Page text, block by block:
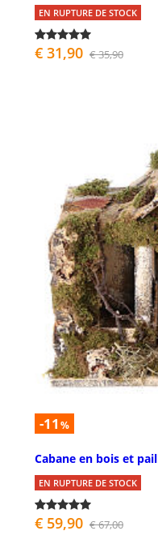
EN RUPTURE DE STOCK
€ 31,90 € 35,90
-11 %
Cabane en bois et
EN RUPTURE DE STOCK
€ 59,90 € 67,00